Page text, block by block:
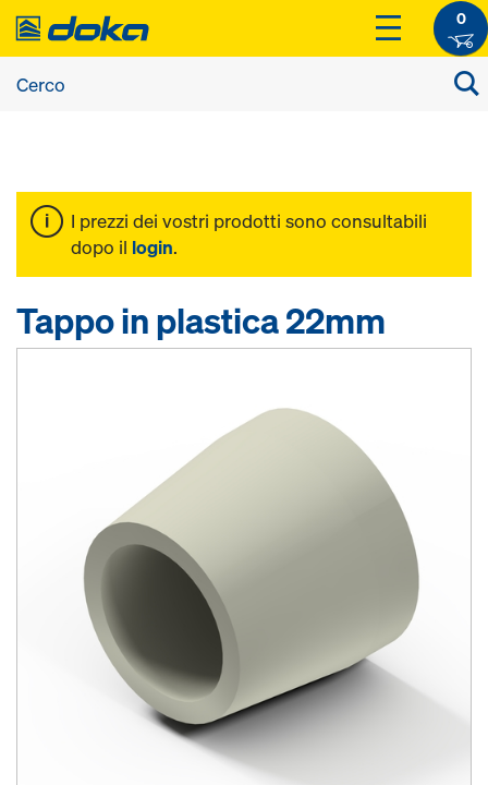
0
I prezzi dei vostri prodotti sono consultabili
dopo il login.
Tappo in plastica 22mm